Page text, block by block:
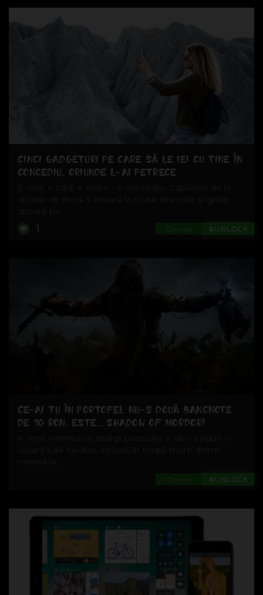
CINCI GADGETURI PE CARE SĂ LE IEI CU TINE ÎN
CONCEDIU, ORIUNDE L-AI PETRECE
E vară, e cald, e soare - e concediu. Capacele de la
sticlele de Beck’s zboară în toate direcțiile și grijile
zboară pe...
#UNLOCK
Games
1
CE-AI TU ÎN PORTOFEL NU-S DOUĂ BANCNOTE
DE 10 RON. ESTE... SHADOW OF MORDOR!
A venit vremea să spargi pușculița și să-ți asiguri o
vacanță de neuitat, inclusiv în timpii morți dintre
#UNLOCK
Games